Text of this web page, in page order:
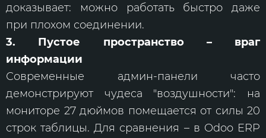
доказывает: можно работать быстро даже
при плохом соединении.
3. Пустое пространство – враг
информации
Современные админ-панели часто
демонстрируют чудеса "воздушности": на
мониторе 27 дюймов помещается от силы 20
строк таблицы. Для сравнения – в Odoo ERP